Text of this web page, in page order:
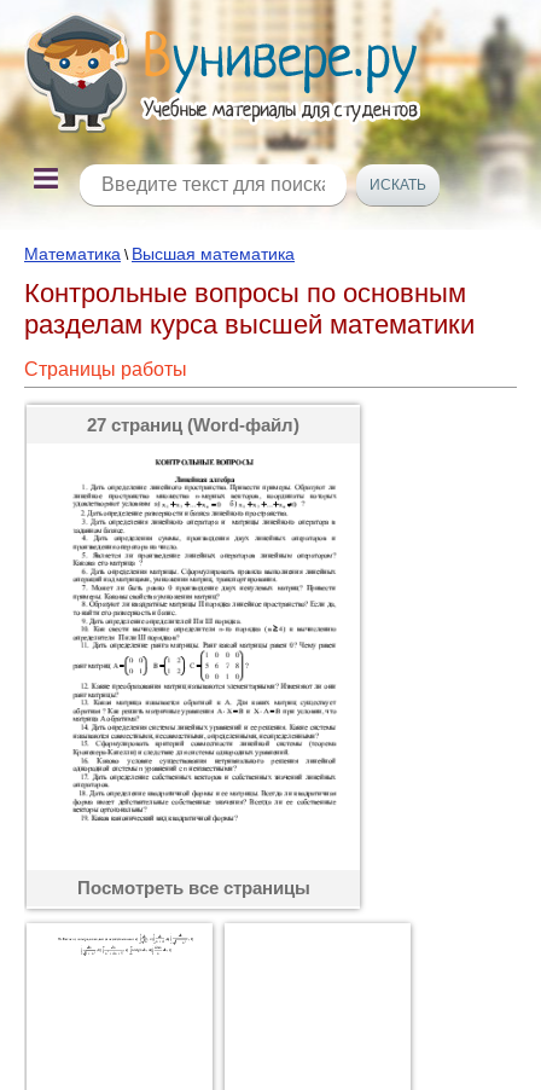
Математика \ Высшая математика
Контрольные вопросы по основным
разделам курса высшей математики
Страницы работы
27 страниц (Word-файл)
Посмотреть все страницы